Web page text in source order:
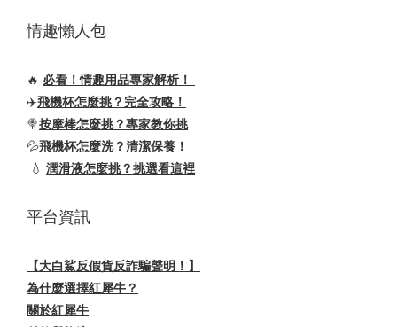
情趣懶人包
🔥 必看！情趣用品專家解析！
✈️飛機杯怎麼挑？完全攻略！
🍭按摩棒怎麼挑？專家教你挑
💦飛機杯怎麼洗？清潔保養！
💧 潤滑液怎麼挑？挑選看這裡
平台資訊
【大白鯊反假貨反詐騙聲明！】
為什麼選擇紅犀牛？
關於紅犀牛